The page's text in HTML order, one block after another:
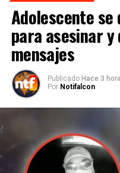
Adolescente se
para asesinar
mensajes
Publicado Hace 3
Por Notifalcon